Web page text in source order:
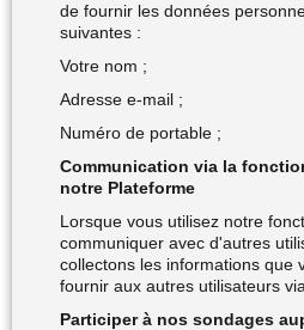
de fournir les données
suivantes :
Votre nom ;
Adresse e-mail ;
Numéro de portable ;
Communication via la
notre Plateforme
Lorsque vous utilisez notre
communiquer avec d'autres
collectons les informations que
fournir aux autres utilisateurs
Participer à nos sondages